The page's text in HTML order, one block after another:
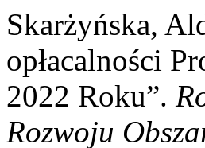
Skarżyńska,
opłacalności
2022 Roku”.
Rozwoju